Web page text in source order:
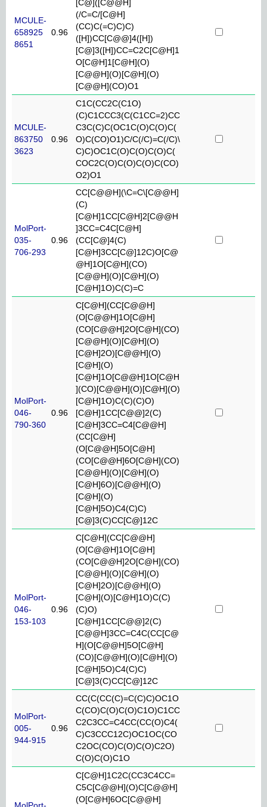
MCULE-
658925
8651
0.96
[C@]([C@@H]
(/C=C/[C@H]
(CC)C(=C)C)C)
([H])CC[C@@]4([H])
[C@]3([H])CC=C2C[C@H]1
O[C@H]1[C@H](O)
[C@@H](O)[C@H](O)
[C@@H](CO)O1
MCULE-
863750
3623
0.96
C1C(CC2C(C1O)
(C)C1CCC3(C(C1CC=2)CC
C3C(C)C(OC1C(O)C(O)C(
O)C(CO)O1)C/C(/C)=C(/C)\
C)C)OC1C(O)C(O)C(O)C(
COC2C(O)C(O)C(O)C(CO)
O2)O1
MolPort-
035-
706-293
0.96
CC[C@@H](\C=C\[C@@H]
(C)
[C@H]1CC[C@H]2[C@@H
]3CC=C4C[C@H]
(CC[C@]4(C)
[C@H]3CC[C@]12C)O[C@
@H]1O[C@H](CO)
[C@@H](O)[C@H](O)
[C@H]1O)C(C)=C
MolPort-
046-
790-360
0.96
C[C@H](CC[C@@H]
(O[C@@H]1O[C@H]
(CO[C@@H]2O[C@H](CO)
[C@@H](O)[C@H](O)
[C@H]2O)[C@@H](O)
[C@H](O)
[C@H]1O[C@@H]1O[C@H
](CO)[C@@H](O)[C@H](O)
[C@H]1O)C(C)(C)O)
[C@H]1CC[C@@]2(C)
[C@H]3CC=C4[C@@H]
(CC[C@H]
(O[C@@H]5O[C@H]
(CO[C@@H]6O[C@H](CO)
[C@@H](O)[C@H](O)
[C@H]6O)[C@@H](O)
[C@H](O)
[C@H]5O)C4(C)C)
[C@]3(C)CC[C@]12C
MolPort-
046-
153-103
0.96
C[C@H](CC[C@@H]
(O[C@@H]1O[C@H]
(CO[C@@H]2O[C@H](CO)
[C@@H](O)[C@H](O)
[C@H]2O)[C@@H](O)
[C@H](O)[C@H]1O)C(C)
(C)O)
[C@H]1CC[C@@]2(C)
[C@@H]3CC=C4C(CC[C@
H](O[C@@H]5O[C@H]
(CO)[C@@H](O)[C@H](O)
[C@H]5O)C4(C)C)
[C@]3(C)CC[C@]12C
MolPort-
005-
944-915
0.96
CC(C(CC(C)=C(C)C)OC1O
C(CO)C(O)C(O)C1O)C1CC
C2C3CC=C4CC(CC(O)C4(
C)C3CCC12C)OC1OC(CO
C2OC(CO)C(O)C(O)C2O)
C(O)C(O)C1O
MolPort-
C[C@H]1C2C(CC3C4CC=
C5C[C@@H](O)C[C@@H]
(O[C@H]6OC[C@@H]